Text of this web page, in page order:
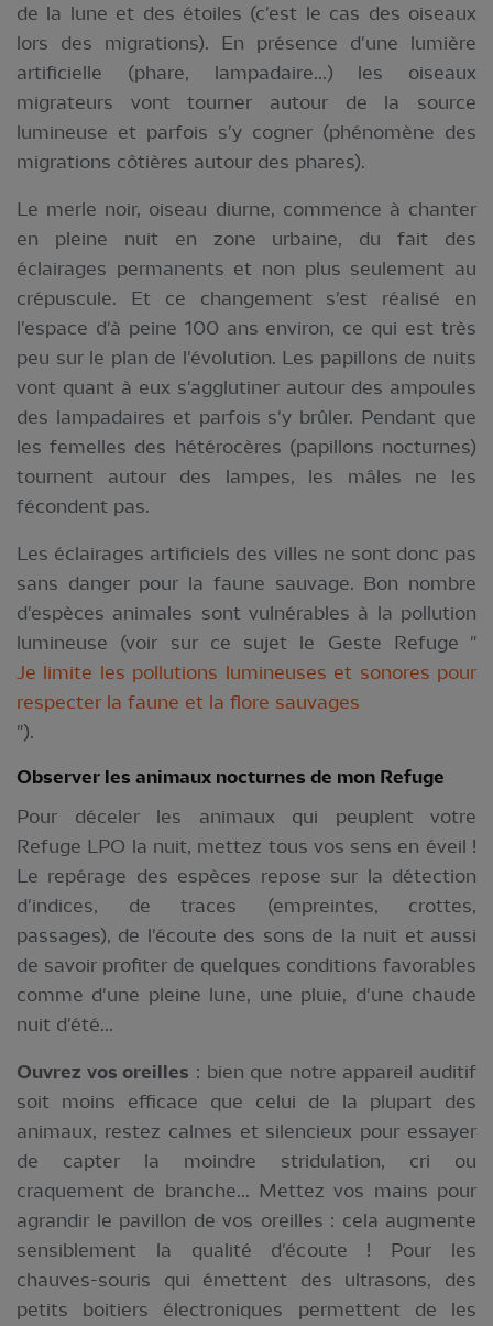
de la lune et des étoiles (c'est le cas des oiseaux
lors des migrations). En présence d'une lumière
artificielle (phare, lampadaire...) les oiseaux
migrateurs vont tourner autour de la source
lumineuse et parfois s'y cogner (phénomène des
migrations côtières autour des phares).
Le merle noir, oiseau diurne, commence à chanter
en pleine nuit en zone urbaine, du fait des
éclairages permanents et non plus seulement au
crépuscule. Et ce changement s'est réalisé en
l'espace d'à peine 100 ans environ, ce qui est très
peu sur le plan de l'évolution. Les papillons de nuits
vont quant à eux s'agglutiner autour des ampoules
des lampadaires et parfois s'y brûler. Pendant que
les femelles des hétérocères (papillons nocturnes)
tournent autour des lampes, les mâles ne les
fécondent pas.
Les éclairages artificiels des villes ne sont donc pas
sans danger pour la faune sauvage. Bon nombre
d'espèces animales sont vulnérables à la pollution
lumineuse (voir sur ce sujet le Geste Refuge "
Je limite les pollutions lumineuses et sonores pour
respecter la faune et la flore sauvages
").
Observer les animaux nocturnes de mon Refuge
Pour déceler les animaux qui peuplent votre
Refuge LPO la nuit, mettez tous vos sens en éveil !
Le repérage des espèces repose sur la détection
d'indices, de traces (empreintes, crottes,
passages), de l'écoute des sons de la nuit et aussi
de savoir profiter de quelques conditions favorables
comme d'une pleine lune, une pluie, d'une chaude
nuit d'été...
Ouvrez vos oreilles : bien que notre appareil auditif
soit moins efficace que celui de la plupart des
animaux, restez calmes et silencieux pour essayer
de capter la moindre stridulation, cri ou
craquement de branche... Mettez vos mains pour
agrandir le pavillon de vos oreilles : cela augmente
sensiblement la qualité d'écoute ! Pour les
chauves-souris qui émettent des ultrasons, des
petits boitiers électroniques permettent de les